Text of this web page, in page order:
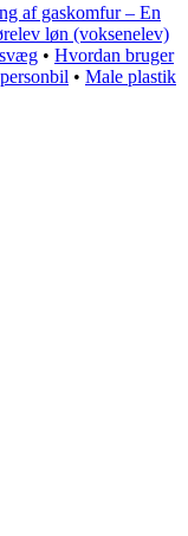
af gaskomfur – En
løn (voksenelev)
• Hvordan bruger
• Male plastik